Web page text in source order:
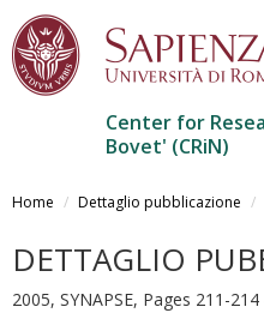
al
principale
Center for
Bovet' (CRiN)
Home Dettaglio pubblicazione
DETTAGLIO
2005, SYNAPSE, Pages 211-